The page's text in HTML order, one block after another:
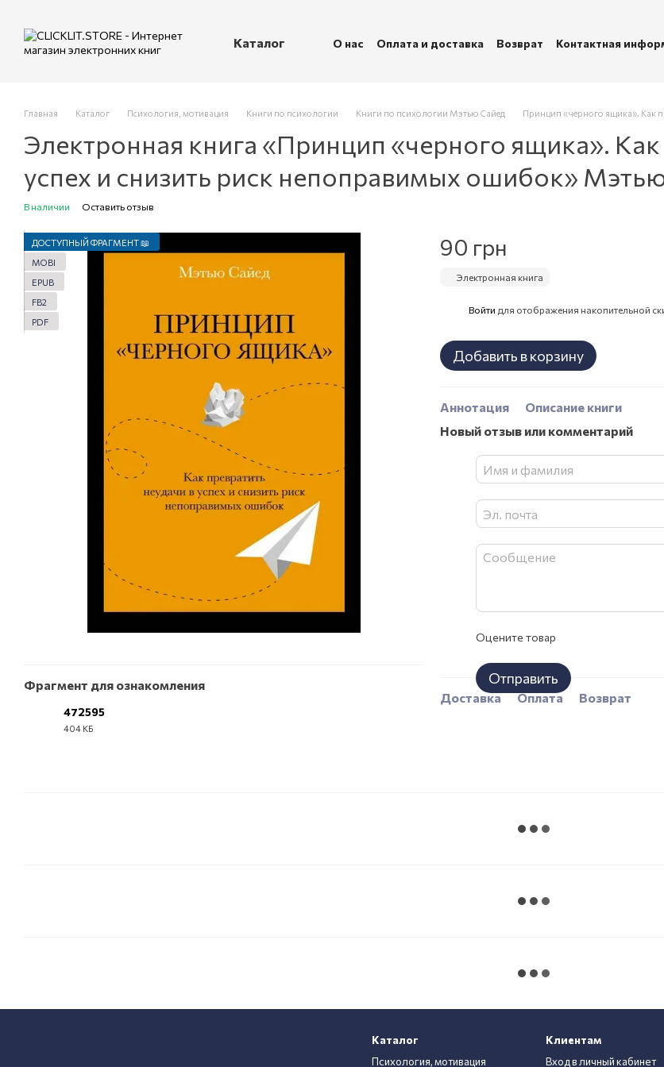
Каталог О нас Оплата и доставка Возврат
Контактная
Главная Каталог Психология, мотивация Книги по психологии Книги по психологии Мэтью Сайед Принцип «черного ящика». Как
Электронная книга «Принцип «черного ящика». Как
успех и снизить риск непоправимых ошибок»
В наличии Оставить отзыв
ДОСТУПНЫЙ ФРАГМЕНТ 📖
MOBI
EPUB
FB2
PDF
Фрагмент для ознакомления
472595
404 КБ
90 грн
Электронная книга
Войти для отображения накопительной
Добавить в корзину
Аннотация
Описание книги
Новый отзыв или комментарий
Оцените товар
Отправить
Доставка Оплата Возврат
Каталог
Психология, мотивация
Клиентам
Вход в личный кабинет